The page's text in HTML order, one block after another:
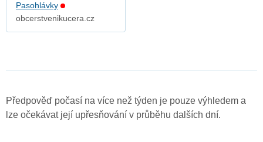
Pasohlávky
obcerstvenikucera.cz
Předpověď počasí na více než týden je pouze výhledem a
lze očekávat její upřesňování v průběhu dalších dní.